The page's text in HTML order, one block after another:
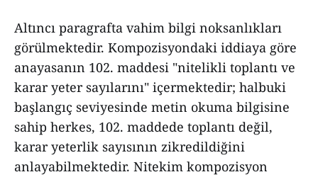
Altıncı paragrafta vahim bilgi noksanlıkları
görülmektedir. Kompozisyondaki iddiaya göre
anayasanın 102. maddesi "nitelikli toplantı ve
karar yeter sayılarını" içermektedir; halbuki
başlangıç seviyesinde metin okuma bilgisine
sahip herkes, 102. maddede toplantı değil,
karar yeterlik sayısının zikredildiğini
anlayabilmektedir. Nitekim kompozisyon